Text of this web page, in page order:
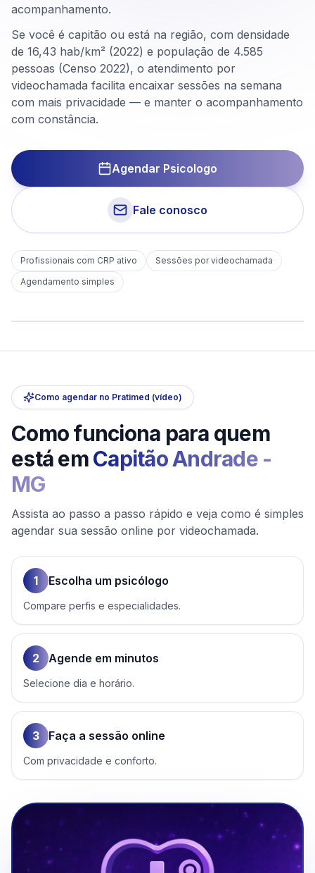
acompanhamento.
Se você é capitão ou está na região, com densidade
de 16,43 hab/km² (2022) e população de 4.585
pessoas (Censo 2022), o atendimento por
videochamada facilita encaixar sessões na semana
com mais privacidade — e manter o acompanhamento
com constância.
Agendar Psicologo
Fale conosco
Profissionais com CRP ativo
Sessões por videochamada
Agendamento simples
Como agendar no Pratimed (vídeo)
Como funciona para quem
está em Capitão Andrade-
MG
Assista ao passo a passo rápido e veja como é simples
agendar sua sessão online por videochamada.
1 Escolha um psicólogo
Compare perfis e especialidades.
2 Agende em minutos
Selecione dia e horário.
3 Faça a sessão online
Com privacidade e conforto.